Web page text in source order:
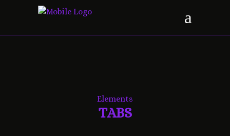
Elements
TABS